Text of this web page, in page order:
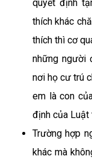
quyết định
thích khác
thích thì cơ
những người
nơi họ cư trú
em là con
định của Luật
Trường hợp
khác mà